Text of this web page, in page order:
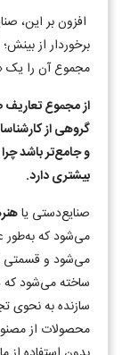
افزون بر این،
برخوردار از
مجموع آن را یک
از مجموع
گروهی از
و جامع‌تر باشد
بیشتری دارد.
صنایع‌دستی یا
می‌شود که به‌طور
می‌شود و قسمتی
ساخته می‌شود
سازنده به نحوی
محصولات از